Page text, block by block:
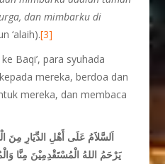
dan mimbarku di
‘alaih).[3]
Baqi’, para syuhada
mereka, berdoa dan
mereka, dan membaca
اَلسَّلاَمُ عَلَى أَهْلِ الدِّيَارِ مِنَ
يَرْحَمُ اللهُ الْمُسْتَقْدِمِيْنَ مِنَّا